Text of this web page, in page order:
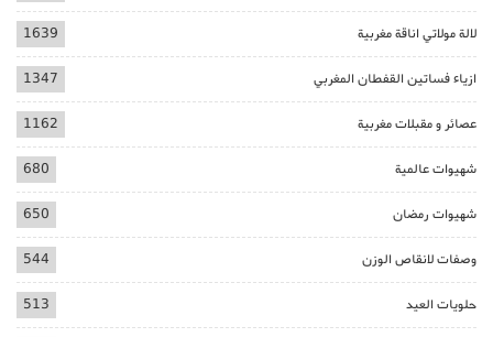
لالة مولاتي اناقة مغربية 1639
ازياء فساتين القفطان المغربي 1347
عصائر و مقبلات مغربية 1162
شهيوات عالمية 680
شهيوات رمضان 650
وصفات لانقاص الوزن 544
حلويات العيد 513